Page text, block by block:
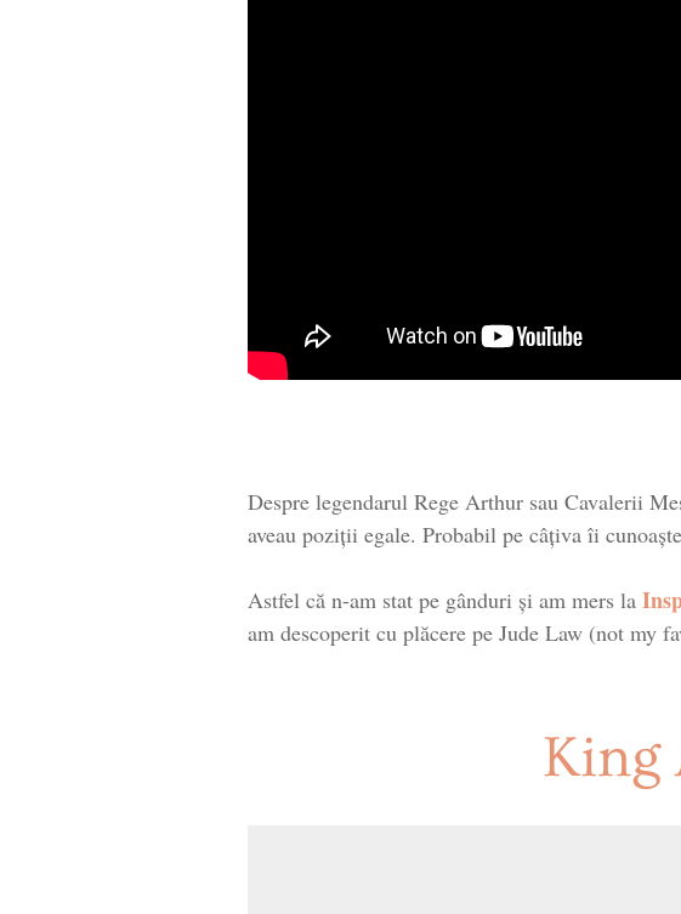
Despre legendarul Rege Arthur sau Cavalerii
aveau poziții egale. Probabil pe câțiva îi
Astfel că n-am stat pe gânduri și am mers la
am descoperit cu plăcere pe Jude Law (not my
King